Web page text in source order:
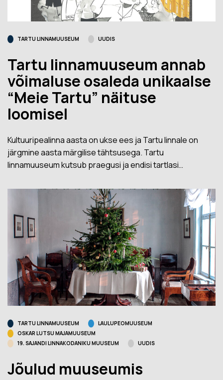
TARTU LINNAMUUSEUM UUDIS
Tartu linnamuuseum annab
võimaluse osaleda unikaalse
“Meie Tartu” näituse
loomisel
Kultuuripealinna aasta on ukse ees ja Tartu linnale on
järgmine aasta märgilise tähtsusega. Tartu
linnamuuseum kutsub praegusi ja endisi tartlasi…
TARTU LINNAMUUSEUM
LAULUPEOMUUSEUM
OSKAR LUTSU MAJAMUUSEUM
19. SAJANDI LINNAKODANIKU MUUSEUM
UUDIS
Jõulud muuseumis